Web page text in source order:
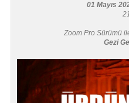
01 Mayıs
Zoom Pro Sürümü
Gezi